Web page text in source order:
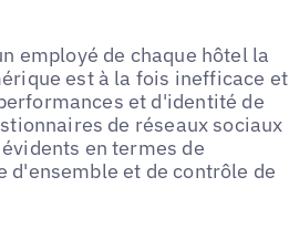
employé de chaque hôtel la
est à la fois inefficace et
et d'identité de
de réseaux sociaux
en termes de
d'ensemble et de contrôle de